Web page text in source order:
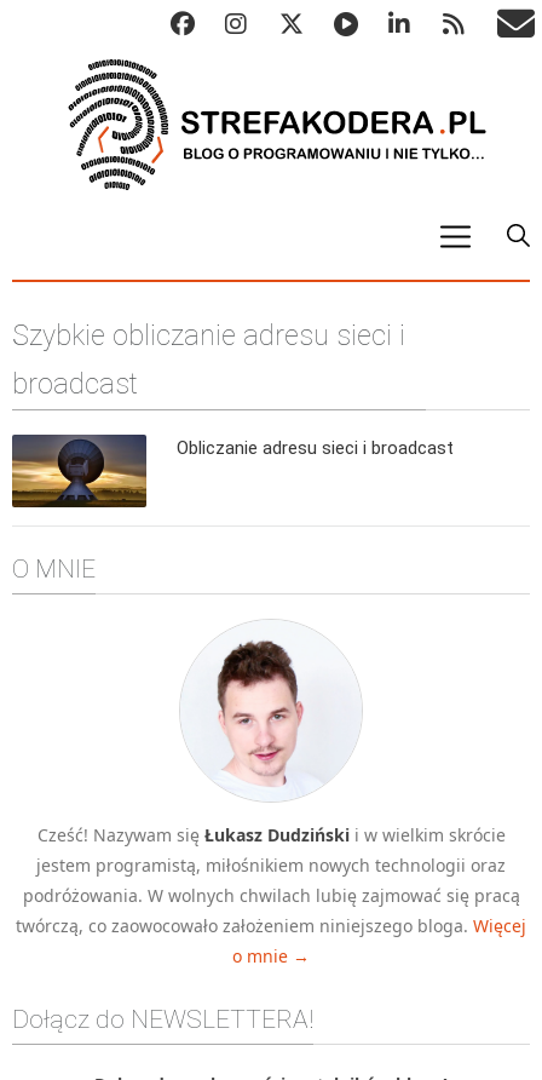
ALGO
Metody numeryczne
Algorytmy sortowania
Algorytmy konwersji
DEV
C++
Elementarz Java
Pascal
WEB
.htaccess
HTML 5
JavaScript
PHP
WordPress
Szybkie obliczanie adresu sieci i
broadcast
Obliczanie adresu sieci i broadcast
O MNIE
Cześć! Nazywam się Łukasz Dudzińskii w wielkim skrócie
jestem programistą, miłośnikiem nowych technologii oraz
podróżowania. W wolnych chwilach lubię zajmować się pracą
twórczą, co zaowocowało założeniem niniejszego bloga. Więcej
o mnie →
Dołącz do NEWSLETTERA!